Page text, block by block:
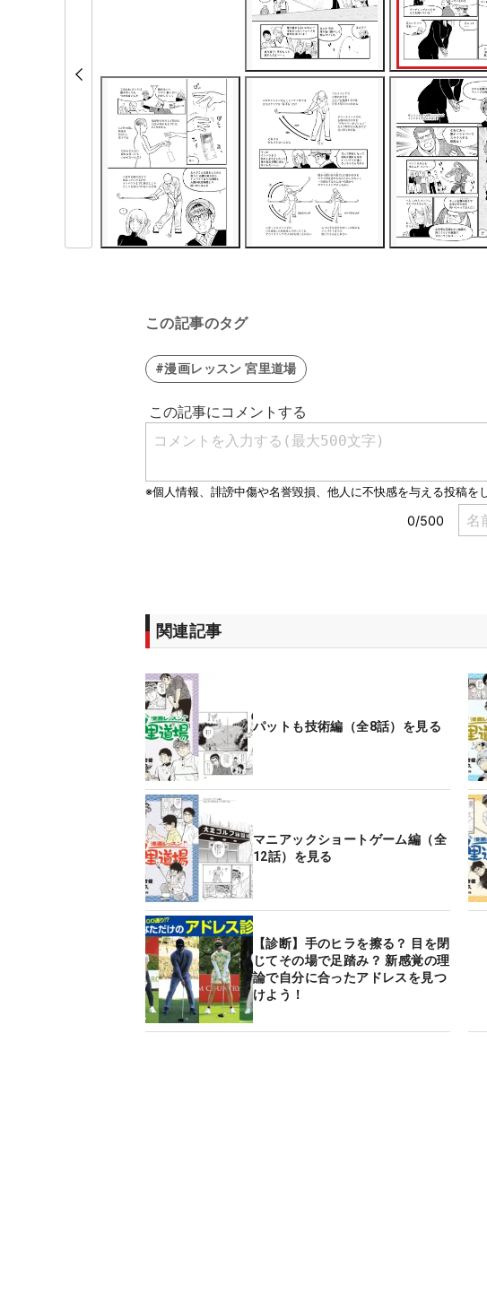
この記事のタグ
#漫画レッスン 宮里道場
関連記事
パットも技術編（全8話）を見る
マニアックショートゲーム編（全
12話）を見る
【診断】手のヒラを擦る？ 目を閉
じてその場で足踏み？ 新感覚の理
論で自分に合ったアドレスを見つ
けよう！